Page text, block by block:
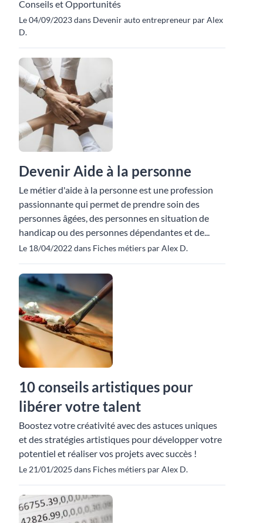
Conseils et Opportunités
Le 04/09/2023 dans Devenir auto entrepreneur par Alex
D.
Devenir Aide à la personne
Le métier d'aide à la personne est une profession
passionnante qui permet de prendre soin des
personnes âgées, des personnes en situation de
handicap ou des personnes dépendantes et de...
Le 18/04/2022 dans Fiches métiers par Alex D.
10 conseils artistiques pour
libérer votre talent
Boostez votre créativité avec des astuces uniques
et des stratégies artistiques pour développer votre
potentiel et réaliser vos projets avec succès !
Le 21/01/2025 dans Fiches métiers par Alex D.